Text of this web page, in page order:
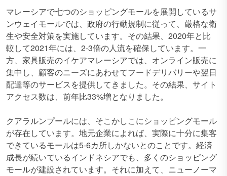
マレーシアで七つのショッピングモールを展開しているサ
ンウェイモールでは、政府の行動規制に従って、厳格な衛
生や安全対策を実施しています。その結果、2020年と比
較して2021年には、2-3倍の人流を確保しています。一
方、家具販売のイケアマレーシアでは、オンライン販売に
集中し、顧客のニーズにあわせてフードデリバリーや翌日
配達等のサービスを提供してきました。その結果、サイト
アクセス数は、前年比33%増となりました。
クアラルンプールには、そこかしこにショッピングモール
が存在しています。地元企業によれば、実際に十分に集客
できているモールは5-6カ所しかないとのことです。経済
成長が続いているインドネシアでも、多くのショッピング
モールが建設されています。それに加えて、ニューノーマ